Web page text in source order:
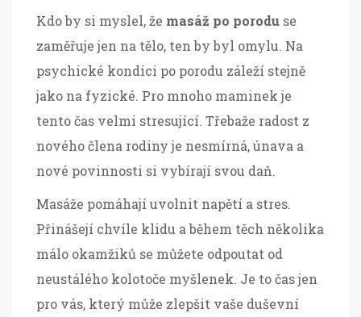
Kdo by si myslel, že masáž po porodu se
zaměřuje jen na tělo, ten by byl omylu. Na
psychické kondici po porodu záleží stejně
jako na fyzické. Pro mnoho maminek je
tento čas velmi stresující. Třebaže radost z
nového člena rodiny je nesmírná, únava a
nové povinnosti si vybírají svou daň.
Masáže pomáhají uvolnit napětí a stres.
Přinášejí chvíle klidu a během těch několika
málo okamžiků se můžete odpoutat od
neustálého kolotoče myšlenek. Je to čas jen
pro vás, který může zlepšit vaše duševní